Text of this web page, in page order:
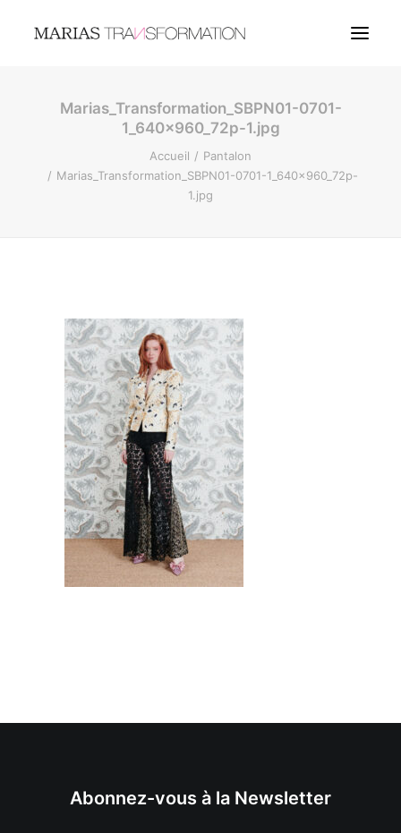
COUTURE
MY WISHLIST
PANIER
Marias_Transformation_SBPN01-0701-
1_640x960_72p-1.jpg
Accueil
Pantalon
Marias_Transformation_SBPN01-0701-1_640x960_72p-
1.jpg
Abonnez-vous à la Newsletter